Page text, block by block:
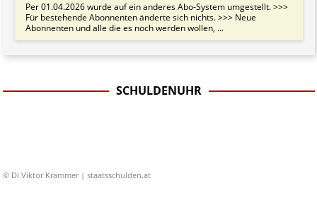
Per 01.04.2026 wurde auf ein anderes Abo-System umgestellt. >>>
Für bestehende Abonnenten änderte sich nichts. >>> Neue
Abonnenten und alle die es noch werden wollen, ...
SCHULDENUHR
© DI Viktor Krammer | staatsschulden.at